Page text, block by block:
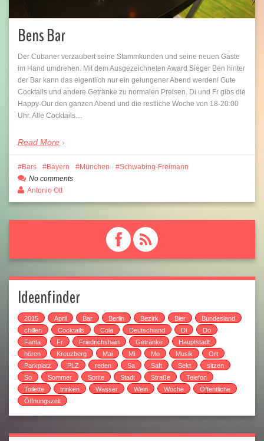
Bens Bar
Der Cubaner verzaubert seine Stammkunden und seine neuen Gäste
im Hand umdrehen. Mit dem Ausgezeichneten Award Sieger Ben hinter
der Bar kann das eigentlich nur ein gelungener Abend werden! Gute
Cocktails und andere Getränke zu normalen Preisen. Di und Fr gibs die
Happy-Our den ganzen Abend und die restliche Woche von 18-20:00
Uhr. Alle Cocktails…
Read More
Bars Bayern München
Schwabing-Freimann
No comments
Antonio Ott
Ideenfinder
2015 April Bar Berlin Bezirk Bier
Bundesland
chillen
Cocktails Cola Deutschland Di
Do
Fanta
Fr Friedrichshain Getränke
Hauptstadt
hören
Kreuzberg Mai Mi Mo Musik
Ort
Parkplatz
PLZ reden Sa Saft Sekt
sitzen
So
Sommer Sprite Stadt Straße
Telefon
Toilette
trinken Wasser Wein Woche
Öffentliche
Öffnungszeit